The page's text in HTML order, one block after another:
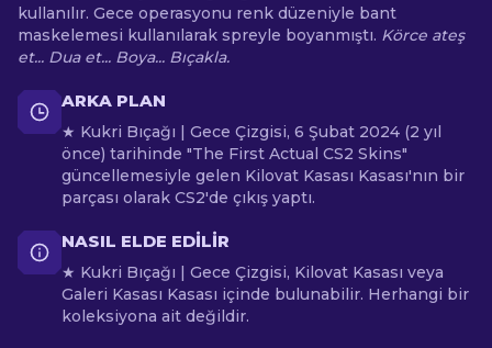
kullanılır. Gece operasyonu renk düzeniyle bant
maskelemesi kullanılarak spreyle boyanmıştı. Körce ateş
et... Dua et... Boya... Bıçakla.
ARKA PLAN
★ Kukri Bıçağı | Gece Çizgisi, 6 Şubat 2024 (2 yıl
önce) tarihinde "The First Actual CS2 Skins"
güncellemesiyle gelen Kilovat Kasası Kasası'nın bir
parçası olarak CS2'de çıkış yaptı.
NASIL ELDE EDILIR
★ Kukri Bıçağı | Gece Çizgisi, Kilovat Kasası veya
Galeri Kasası Kasası içinde bulunabilir. Herhangi bir
koleksiyona ait değildir.